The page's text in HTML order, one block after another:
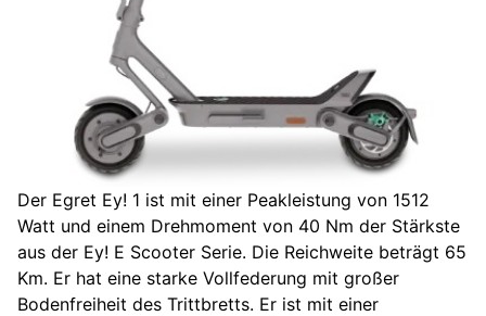
Der Egret Ey! 1 ist mit einer Peakleistung von 1512
Watt und einem Drehmoment von 40 Nm der Stärkste
aus der Ey! E Scooter Serie. Die Reichweite beträgt 65
Km. Er hat eine starke Vollfederung mit großer
Bodenfreiheit des Trittbretts. Er ist mit einer